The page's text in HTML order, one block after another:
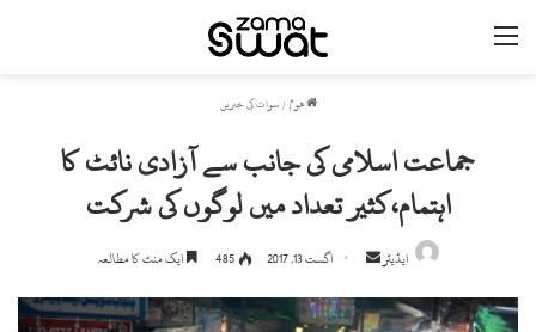
ھوم / سوات کی خبریں
جماعت اسلامی کی جانب سے آزادی نائٹ کا
اہتمام،کثیر تعداد میں لوگوں کی شرکت
ایڈیٹر
n
اگست 13, 2017 485 ایک منٹ کا مطالعہ